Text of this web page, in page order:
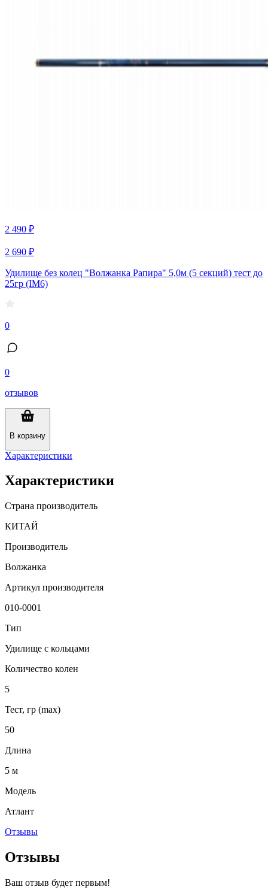
2 490 ₽
2 690 ₽
Удилище без колец "Волжанка Рапира" 5,0м (5 секций) тест до
25гр (IM6)
0
0
отзывов
В корзину
Характеристики
Характеристики
Страна производитель
КИТАЙ
Производитель
Волжанка
Артикул производителя
010-0001
Тип
Удилище с кольцами
Количество колен
5
Тест, гр (max)
50
Длина
5 м
Модель
Атлант
Отзывы
Отзывы
Ваш отзыв будет первым!